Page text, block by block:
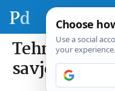
Tehnička
savjeti i